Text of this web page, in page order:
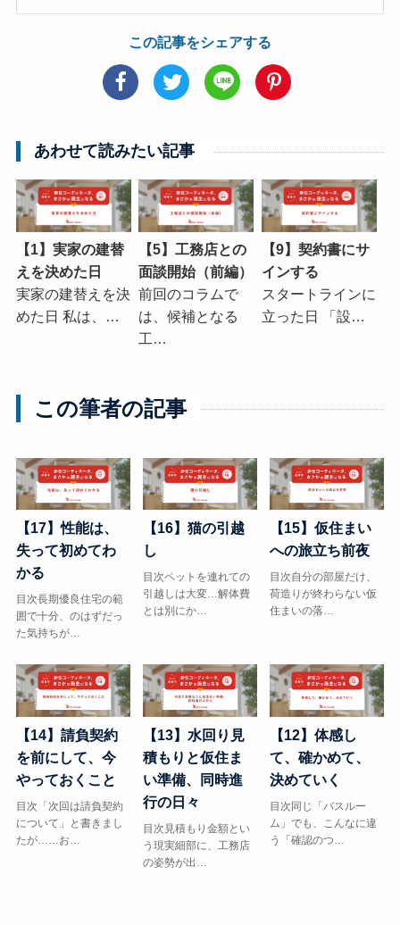
この記事をシェアする
あわせて読みたい記事
【1】実家の建替
えを決めた日
実家の建替えを決
めた日 私は、…
【5】工務店との
面談開始（前編）
前回のコラムで
は、候補となる
工…
【9】契約書にサ
インする
スタートラインに
立った日 「設…
この筆者の記事
【17】性能は、
失って初めてわ
かる
目次長期優良住宅の範
囲で十分、のはずだっ
た気持ちが…
【16】猫の引越
し
目次ペットを連れての
引越しは大変…解体費
とは別にか…
【15】仮住まい
への旅立ち前夜
目次自分の部屋だけ、
荷造りが終わらない仮
住まいの落…
【14】請負契約
を前にして、今
やっておくこと
目次「次回は請負契約
について」と書きまし
たが……お…
【13】水回り見
積もりと仮住ま
い準備、同時進
行の日々
目次見積もり金額とい
う現実細部に、工務店
の姿勢が出…
【12】体感し
て、確かめて、
決めていく
目次同じ「バスルー
ム」でも、こんなに違
う「確認のつ…